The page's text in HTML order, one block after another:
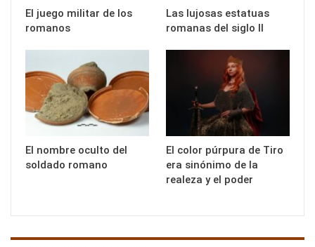
El juego militar de los
romanos
Las lujosas estatuas
romanas del siglo II
El nombre oculto del
soldado romano
El color púrpura de Tiro
era sinónimo de la
realeza y el poder